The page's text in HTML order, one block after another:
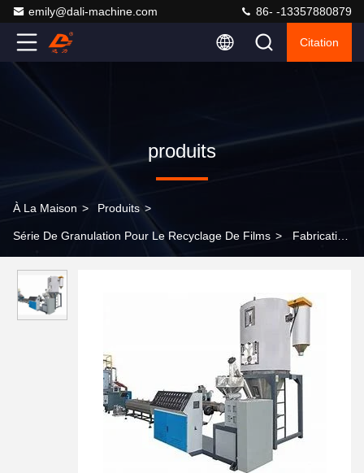
emily@dali-machine.com 86- -13357880879
Citation
produits
À La Maison > Produits >
Série De Granulation Pour Le Recyclage De Films > Fabrication
animaux de compagnie